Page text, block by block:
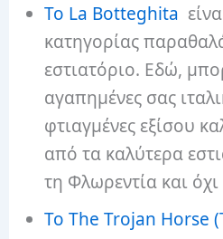
Το La Botteghita
κατηγορίας
εστιατόριο. Εδώ,
αγαπημένες σας
φτιαγμένες εξίσου
από τα καλύτερα
τη Φλωρεντία και
Το The Trojan Horse